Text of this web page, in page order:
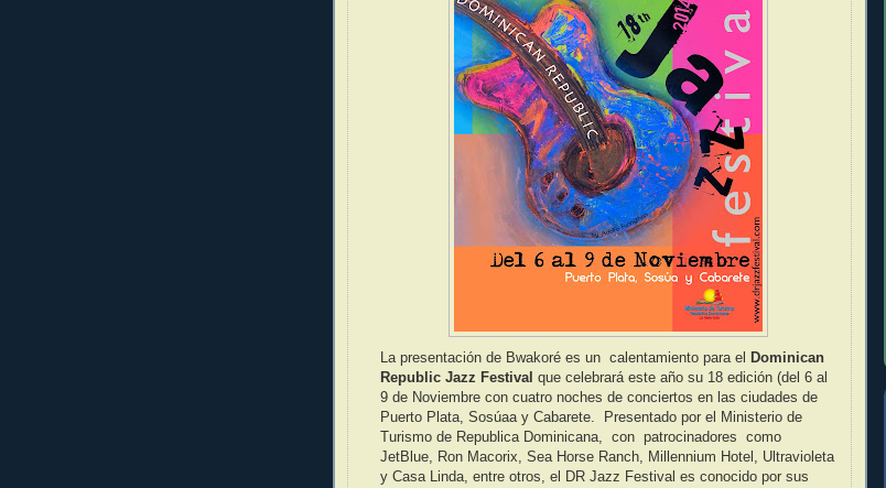
La presentación de Bwakoré es un calentamiento para el
Dominican
Republic Jazz Festival que celebrará este año su 18 edición (del 6 al
9 de Noviembre con cuatro noches de conciertos en las ciudades de
Puerto Plata, Sosúaa y Cabarete. Presentado por el Ministerio de
Turismo de Republica Dominicana, con patrocinadores como
JetBlue, Ron Macorix, Sea Horse Ranch, Millennium Hotel, Ultravioleta
y Casa Linda, entre otros, el DR Jazz Festival es conocido por sus